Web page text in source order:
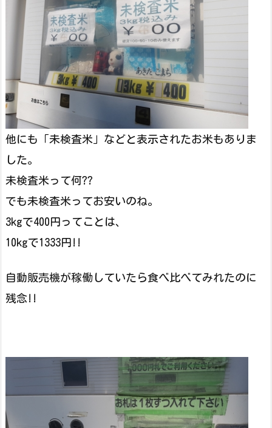
他にも「未検査米」などと表示されたお米もありま
した。
未検査米って何??
でも未検査米ってお安いのね。
3kgで400円ってことは、
10kgで1333円!!
自動販売機が稼働していたら食べ比べてみれたのに
残念!!